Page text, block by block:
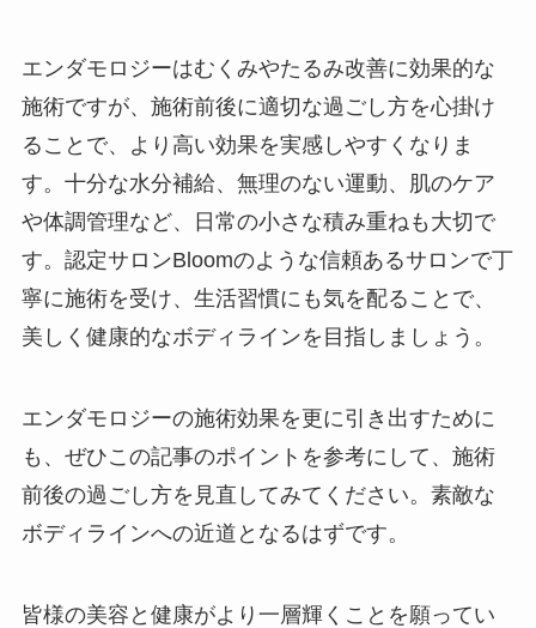
エンダモロジーはむくみやたるみ改善に効果的な
施術ですが、施術前後に適切な過ごし方を心掛け
ることで、より高い効果を実感しやすくなりま
す。十分な水分補給、無理のない運動、肌のケア
や体調管理など、日常の小さな積み重ねも大切で
す。認定サロンBloomのような信頼あるサロンで丁
寧に施術を受け、生活習慣にも気を配ることで、
美しく健康的なボディラインを目指しましょう。
エンダモロジーの施術効果を更に引き出すために
も、ぜひこの記事のポイントを参考にして、施術
前後の過ごし方を見直してみてください。素敵な
ボディラインへの近道となるはずです。
皆様の美容と健康がより一層輝くことを願ってい